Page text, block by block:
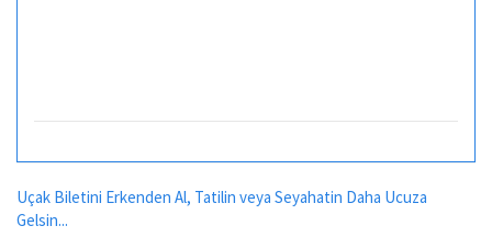
Uçak Biletini Erkenden Al, Tatilin veya Seyahatin Daha Ucuza
Gelsin...